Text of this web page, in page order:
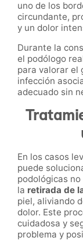
uno de los
circundante,
y un dolor
Durante la
el podólogo
para valorar el
infección
adecuado sin
En los casos
puede
podológicas
la retirada de
piel, aliviando
dolor. Este
cuidadosa y
problema y